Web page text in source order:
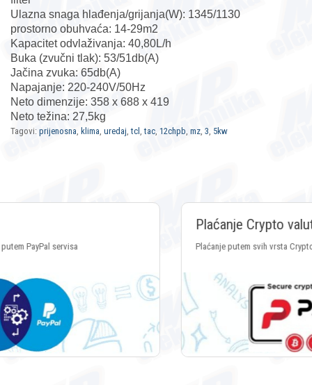
Ulazna snaga hlađenja/grijanja(W): 1345/1130
prostorno obuhvaća: 14-29m2
Kapacitet odvlaživanja: 40,80L/h
Buka (zvučni tlak): 53/51db(A)
Jačina zvuka: 65db(A)
Napajanje: 220-240V/50Hz
Neto dimenzije: 358 x 688 x 419
Neto težina: 27,5kg
Tagovi: prijenosna, klima, uredaj,tcl ,tac, 12chpb, mz, 3, 5kw
Plaćanje putem svih vrsta Crypto valuta